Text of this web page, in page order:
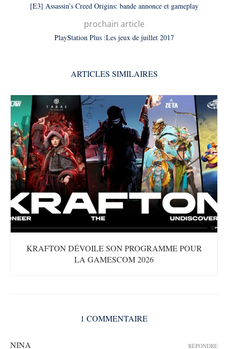
[E3] Assassin’s Creed Origins: bande annonce et gameplay
prochain article
PlayStation Plus :Les jeux de juillet 2017
ARTICLES SIMILAIRES
KRAFTON DÉVOILE SON PROGRAMME POUR
LA GAMESCOM 2026
1 COMMENTAIRE
NINA RÉPONDRE